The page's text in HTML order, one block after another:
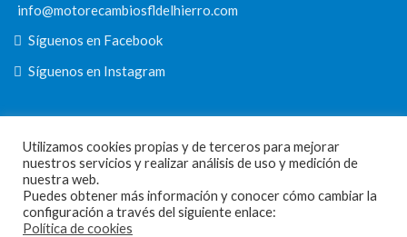
info@motorecambiosfldelhierro.com
Síguenos en Facebook
Síguenos en Instagram
NAVEGACIÓN
Inicio
Tienda
Utilizamos cookies propias y de terceros para mejorar
nuestros servicios y realizar análisis de uso y medición de
nuestra web.
Puedes obtener más información y conocer cómo cambiar la
configuración a través del siguiente enlace:
Política de cookies